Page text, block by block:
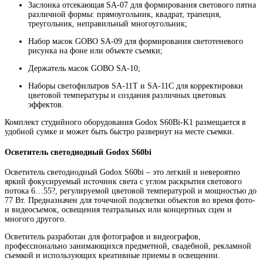
Заслонка отсекающая SA-07 для формирования светового пятна
различной формы: прямоугольник, квадрат, трапеция,
треугольник, неправильный многоугольник;
Набор масок GOBO SA-09 для формирования светотеневого
рисунка на фоне или объекте съемки;
Держатель масок GOBO SA-10;
Наборы светофильтров SA-11T и SA-11C для корректировки
цветовой температуры и создания различных цветовых
эффектов.
Комплект студийного оборудования Godox S60Bi-K1 размещается в
удобной сумке и может быть быстро развернут на месте съемки.
Осветитель светодиодный Godox S60bi
Осветитель светодиодный Godox S60bi – это легкий и невероятно
яркий фокусируемый источник света с углом раскрытия светового
потока 6…55?, регулируемой цветовой температурой и мощностью до
77 Вт. Предназначен для точечной подсветки объектов во время фото-
и видеосъемок, освещения театральных или концертных сцен и
многого другого.
Осветитель разработан для фотографов и видеографов,
профессионально занимающихся предметной, свадебной, рекламной
съемкой и использующих креативные приемы в освещении.